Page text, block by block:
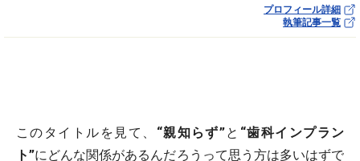
プロフィール詳細
執筆記事一覧
このタイトルを見て、 “親知らず”と “歯科インプラン
ト”にどんな関係があるんだろうって思う方は多いはずで